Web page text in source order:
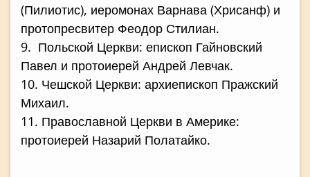
(Пилиотис), иеромонах Варнава (Хрисанф) и
протопресвитер Феодор Стилиан.
9. Польской Церкви: епископ Гайновский
Павел и протоиерей Андрей Левчак.
10. Чешской Церкви: архиепископ Пражский
Михаил.
11. Православной Церкви в Америке:
протоиерей Назарий Полатайко.